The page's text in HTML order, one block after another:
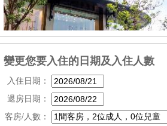
變更您要入住的日期及入住人數
入住日期：
退房日期：
客房/人數：